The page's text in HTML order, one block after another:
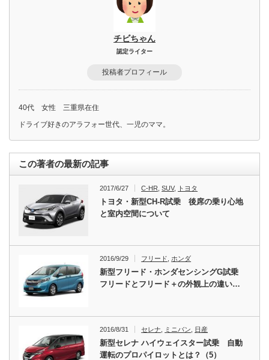
チビちゃん
認定ライター
投稿者プロフィール
40代 女性 三重県在住
ドライブ好きのアラフォー世代、一児のママ。
この著者の最新の記事
2017/6/27 C-HR ,SUV, トヨタ
トヨタ・新型CH-R試乗 後席の乗り心地
と室内空間について
2016/9/29 フリード ホンダ
新型フリード・ホンダセンシングG試乗
フリードとフリード＋の外観上の違い…
2016/8/31 セレナ ミニバン 日産
新型セレナ ハイウェイスター試乗 自動
運転のプロパイロットとは？（5）